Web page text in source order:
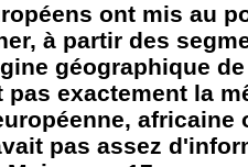
ont mis au
à partir des
géographique
exactement la
africaine
pas assez